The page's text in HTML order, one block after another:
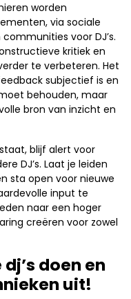
worden
via sociale
voor DJ’s.
kritiek en
te verbeteren. Het
subjectief is en
behouden, maar
bron van inzicht en
blijf alert voor
DJ’s. Laat je leiden
sta open voor nieuwe
input te
naar een hoger
creëren voor zowel
doen en
uit!